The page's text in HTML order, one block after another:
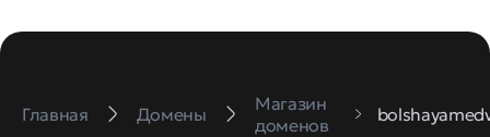
Главная Домены
Магазин
доменов